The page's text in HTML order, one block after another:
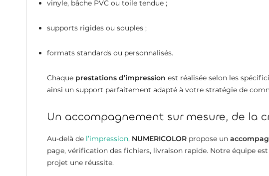
vinyle, bâche PVC ou toile tendue ;
supports rigides ou souples ;
formats standards ou personnalisés.
Chaque prestations d’impression est réalisée selon les
ainsi un support parfaitement adapté à votre stratégie de
Un accompagnement sur mesure, de la
Au-delà de l’impression, NUMERICOLORpropose un
page, vérification des fichiers, livraison rapide. Notre équipe
projet une réussite.